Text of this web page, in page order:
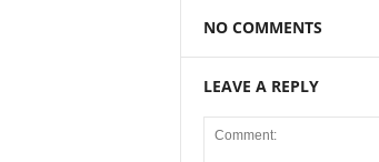
NO COMMENTS
LEAVE A REPLY